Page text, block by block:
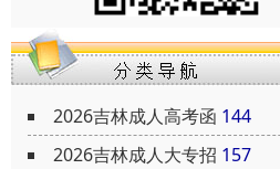
2026吉林成人高考函 144
2026吉林成人大专招 157